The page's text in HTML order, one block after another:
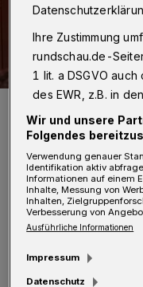
Dörte hat's gemütlich.
Foto: André Scollick
D örte lädt
Ihre Zustimmung
rundschau.de-
1 lit. a DSGVO
des EWR, z.B. in
Wir und unsere
Folgendes
Verwendung genauer
Identifikation aktiv
Informationen auf einem
Inhalte, Messung von
Inhalten,
Verbesserung von
Ausführliche Informationen
Impressum
Datenschutz